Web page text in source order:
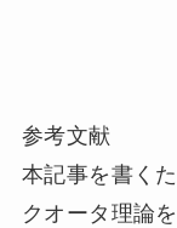
参考文献
本記事を書く
クオータ理論